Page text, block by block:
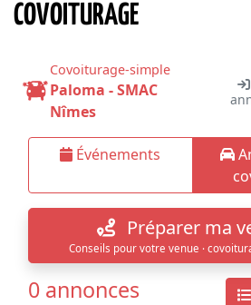
COVOITURAGE